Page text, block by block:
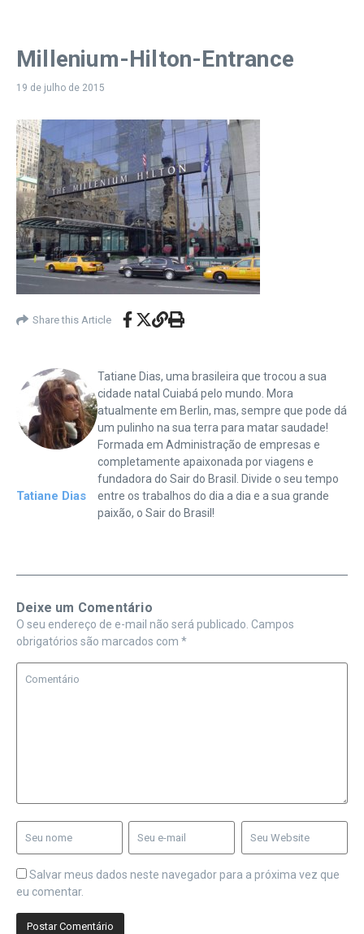
Millenium-Hilton-Entrance
19 de julho de 2015
Share this Article
Tatiane Dias
Tatiane Dias, uma brasileira que trocou a sua
cidade natal Cuiabá pelo mundo. Mora
atualmente em Berlin, mas, sempre que pode dá
um pulinho na sua terra para matar saudade!
Formada em Administração de empresas e
completamente apaixonada por viagens e
fundadora do Sair do Brasil. Divide o seu tempo
entre os trabalhos do dia a dia e a sua grande
paixão, o Sair do Brasil!
Deixe um Comentário
O seu endereço de e-mail não será publicado. Campos
obrigatórios são marcados com *
Salvar meus dados neste navegador para a próxima vez que
eu comentar.